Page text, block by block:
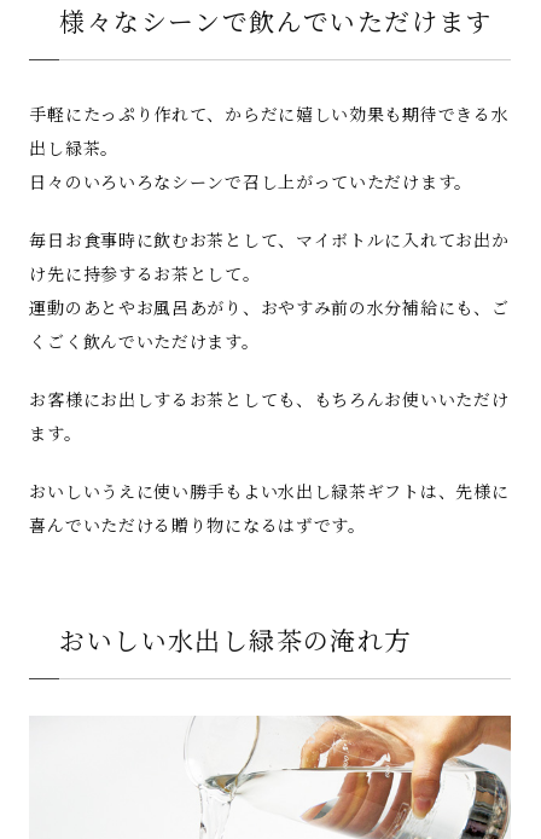
様々なシーンで飲んでいただけます
手軽にたっぷり作れて、からだに嬉しい効果も期待できる水
出し緑茶。
日々のいろいろなシーンで召し上がっていただけます。
毎日お食事時に飲むお茶として、マイボトルに入れてお出か
け先に持参するお茶として。
運動のあとやお風呂あがり、おやすみ前の水分補給にも、ご
くごく飲んでいただけます。
お客様にお出しするお茶としても、もちろんお使いいただけ
ます。
おいしいうえに使い勝手もよい水出し緑茶ギフトは、先様に
喜んでいただける贈り物になるはずです。
おいしい水出し緑茶の淹れ方